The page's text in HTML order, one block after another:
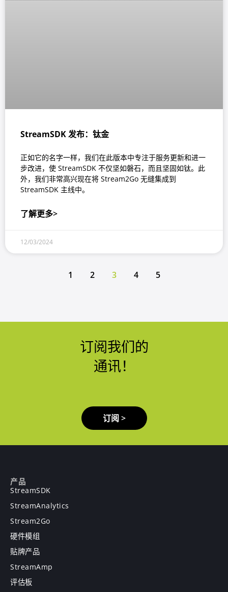
StreamSDK 发布：钛金
正如它的名字一样，我们在此版本中专注于服务更新和进一
步改进，使 StreamSDK 不仅坚如磐石，而且坚固如钛。此
外，我们非常高兴现在将 Stream2Go 无缝集成到
StreamSDK 主线中。
了解更多>
12/03/2024
1 2 3 4 5
订阅我们的
通讯！
订阅 >
产品
StreamSDK
StreamAnalytics
Stream2Go
硬件模组
贴牌产品
StreamAmp
评估板